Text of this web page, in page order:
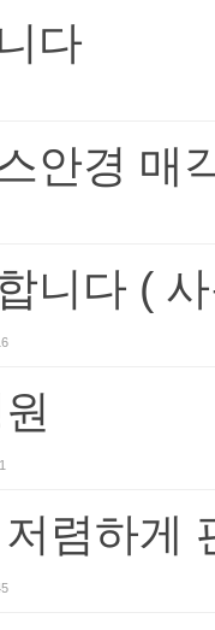
다
안경 매
니다 (
렴하게